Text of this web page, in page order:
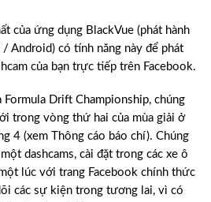
của ứng dụng BlackVue (phát hành
Android) có tính năng này để phát
của bạn trực tiếp trên Facebook.
Formula Drift Championship, chúng
trong vòng thứ hai của mùa giải ở
4 (xem Thông cáo báo chí). Chúng
dashcams, cài đặt trong các xe ô
lúc với trang Facebook chính thức
các sự kiện trong tương lai, vì có